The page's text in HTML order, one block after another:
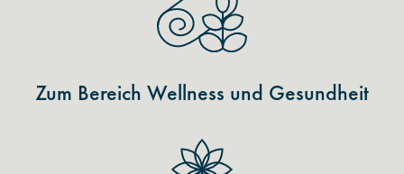
Zum Bereich Wellness und Gesundheit